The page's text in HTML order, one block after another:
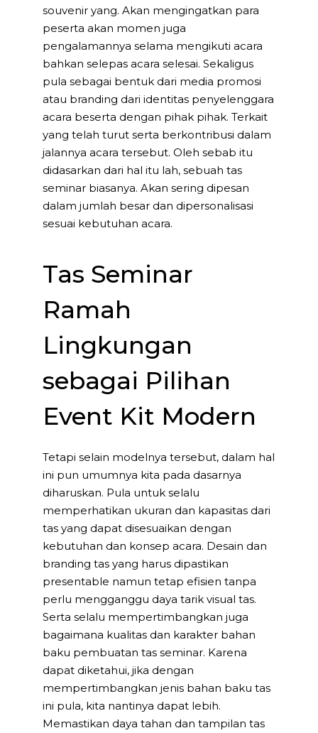
souvenir yang. Akan mengingatkan para
peserta akan momen juga
pengalamannya selama mengikuti acara
bahkan selepas acara selesai. Sekaligus
pula sebagai bentuk dari media promosi
atau branding dari identitas penyelenggara
acara beserta dengan pihak pihak. Terkait
yang telah turut serta berkontribusi dalam
jalannya acara tersebut. Oleh sebab itu
didasarkan dari hal itu lah, sebuah tas
seminar biasanya. Akan sering dipesan
dalam jumlah besar dan dipersonalisasi
sesuai kebutuhan acara.
Tas Seminar
Ramah
Lingkungan
sebagai Pilihan
Event Kit Modern
Tetapi selain modelnya tersebut, dalam hal
ini pun umumnya kita pada dasarnya
diharuskan. Pula untuk selalu
memperhatikan ukuran dan kapasitas dari
tas yang dapat disesuaikan dengan
kebutuhan dan konsep acara. Desain dan
branding tas yang harus dipastikan
presentable namun tetap efisien tanpa
perlu mengganggu daya tarik visual tas.
Serta selalu mempertimbangkan juga
bagaimana kualitas dan karakter bahan
baku pembuatan tas seminar. Karena
dapat diketahui, jika dengan
mempertimbangkan jenis bahan baku tas
ini pula, kita nantinya dapat lebih.
Memastikan daya tahan dan tampilan tas